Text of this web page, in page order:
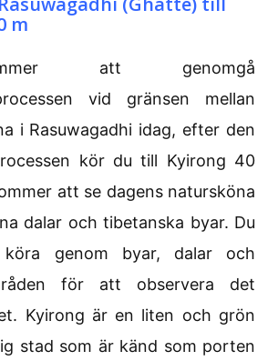
m
att genomgå
vid gränsen mellan
i Rasuwagadhi idag, efter den
kör du till Kyirong 40
att se dagens natursköna
dalar och tibetanska byar. Du
genom byar, dalar och
för att observera det
Kyirong är en liten och grön
stad som är känd som porten